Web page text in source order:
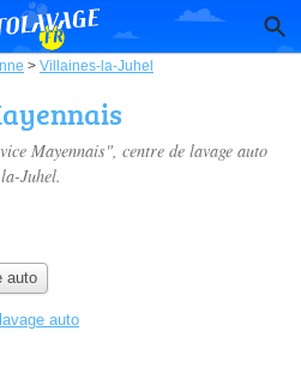
> Villaines-la-Juhel
Mayennais", centre de lavage auto
Juhel.
auto
auto